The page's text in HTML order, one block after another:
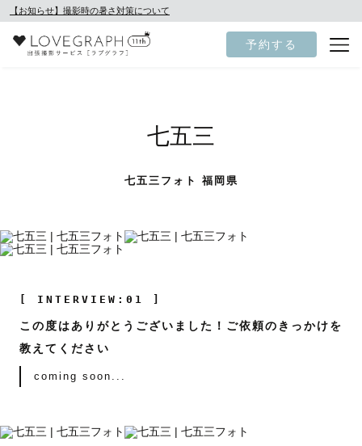
【お知らせ】撮影時の暑さ対策について
予約する
七五三
七五三フォト 福岡県
[ INTERVIEW:01 ]
この度はありがとうございました！ご依頼のきっかけを
教えてください
coming soon...